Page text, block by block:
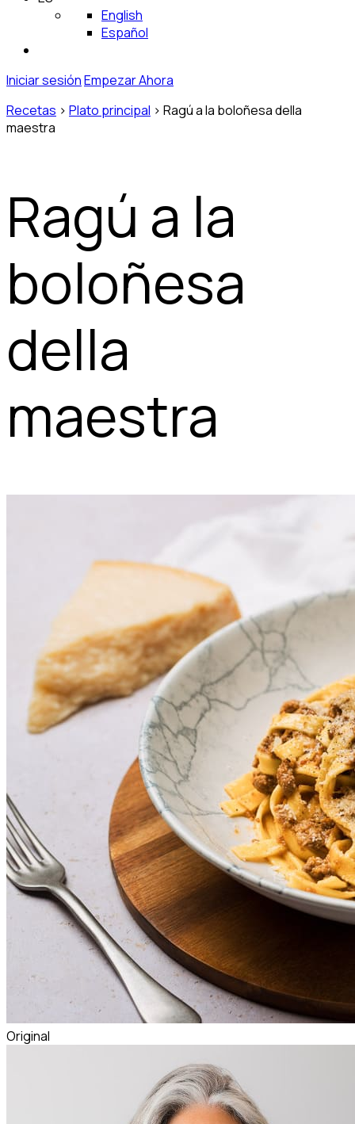
English
Español
Iniciar sesiónEmpezar Ahora
Recetas > Plato principal > Ragú a la boloñesa della
maestra
Ragú a la
boloñesa
della
maestra
Original